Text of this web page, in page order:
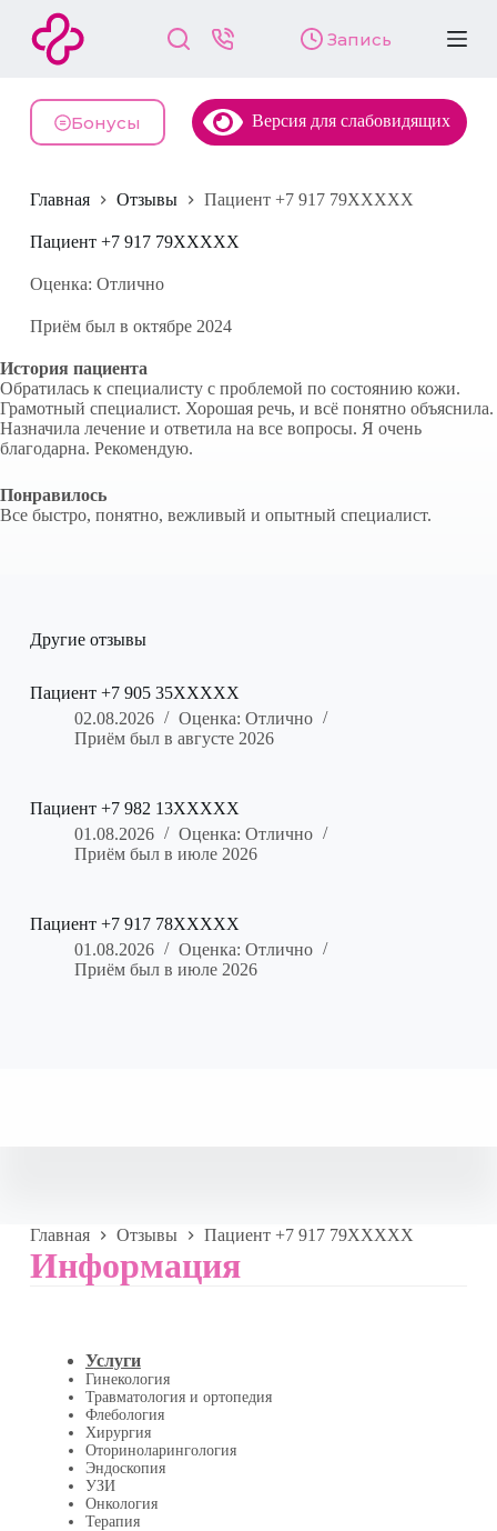
й
и
у
и
Запись
Бонусы Версия для слабовидящих
Главная Отзывы Пациент +7 917 79XXXXX
Пациент +7 917 79XXXXX
Оценка: Отлично
Приём был в октябре 2024
История пациента
Обратилась к специалисту с проблемой по состоянию кожи.
Грамотный специалист. Хорошая речь, и всё понятно объяснила.
Назначила лечение и ответила на все вопросы. Я очень
благодарна. Рекомендую.
Понравилось
Все быстро, понятно, вежливый и опытный специалист.
Другие отзывы
Пациент +7 905 35XXXXX
02.08.2026
Оценка: Отлично
Приём был в августе 2026
Пациент +7 982 13XXXXX
01.08.2026
Оценка: Отлично
Приём был в июле 2026
Пациент +7 917 78XXXXX
01.08.2026
Оценка: Отлично
Приём был в июле 2026
Главная Отзывы Пациент +7 917 79XXXXX
Информация
Услуги
Гинекология
Травматология и ортопедия
Флебология
Хирургия
Оториноларингология
Эндоскопия
УЗИ
Онкология
Терапия